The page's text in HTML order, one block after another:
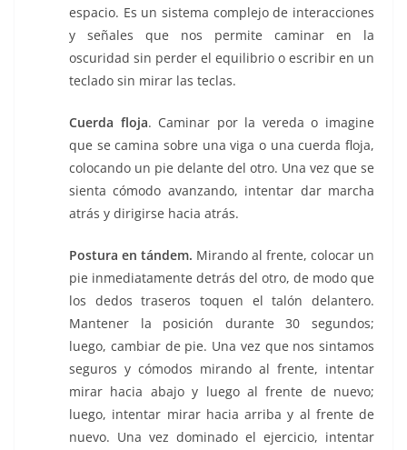
espacio. Es un sistema complejo de interacciones
y señales que nos permite caminar en la
oscuridad sin perder el equilibrio o escribir en un
teclado sin mirar las teclas.
Cuerda floja. Caminar por la vereda o imagine
que se camina sobre una viga o una cuerda floja,
colocando un pie delante del otro. Una vez que se
sienta cómodo avanzando, intentar dar marcha
atrás y dirigirse hacia atrás.
Postura en tándem. Mirando al frente, colocar un
pie inmediatamente detrás del otro, de modo que
los dedos traseros toquen el talón delantero.
Mantener la posición durante 30 segundos;
luego, cambiar de pie. Una vez que nos sintamos
seguros y cómodos mirando al frente, intentar
mirar hacia abajo y luego al frente de nuevo;
luego, intentar mirar hacia arriba y al frente de
nuevo. Una vez dominado el ejercicio, intentar